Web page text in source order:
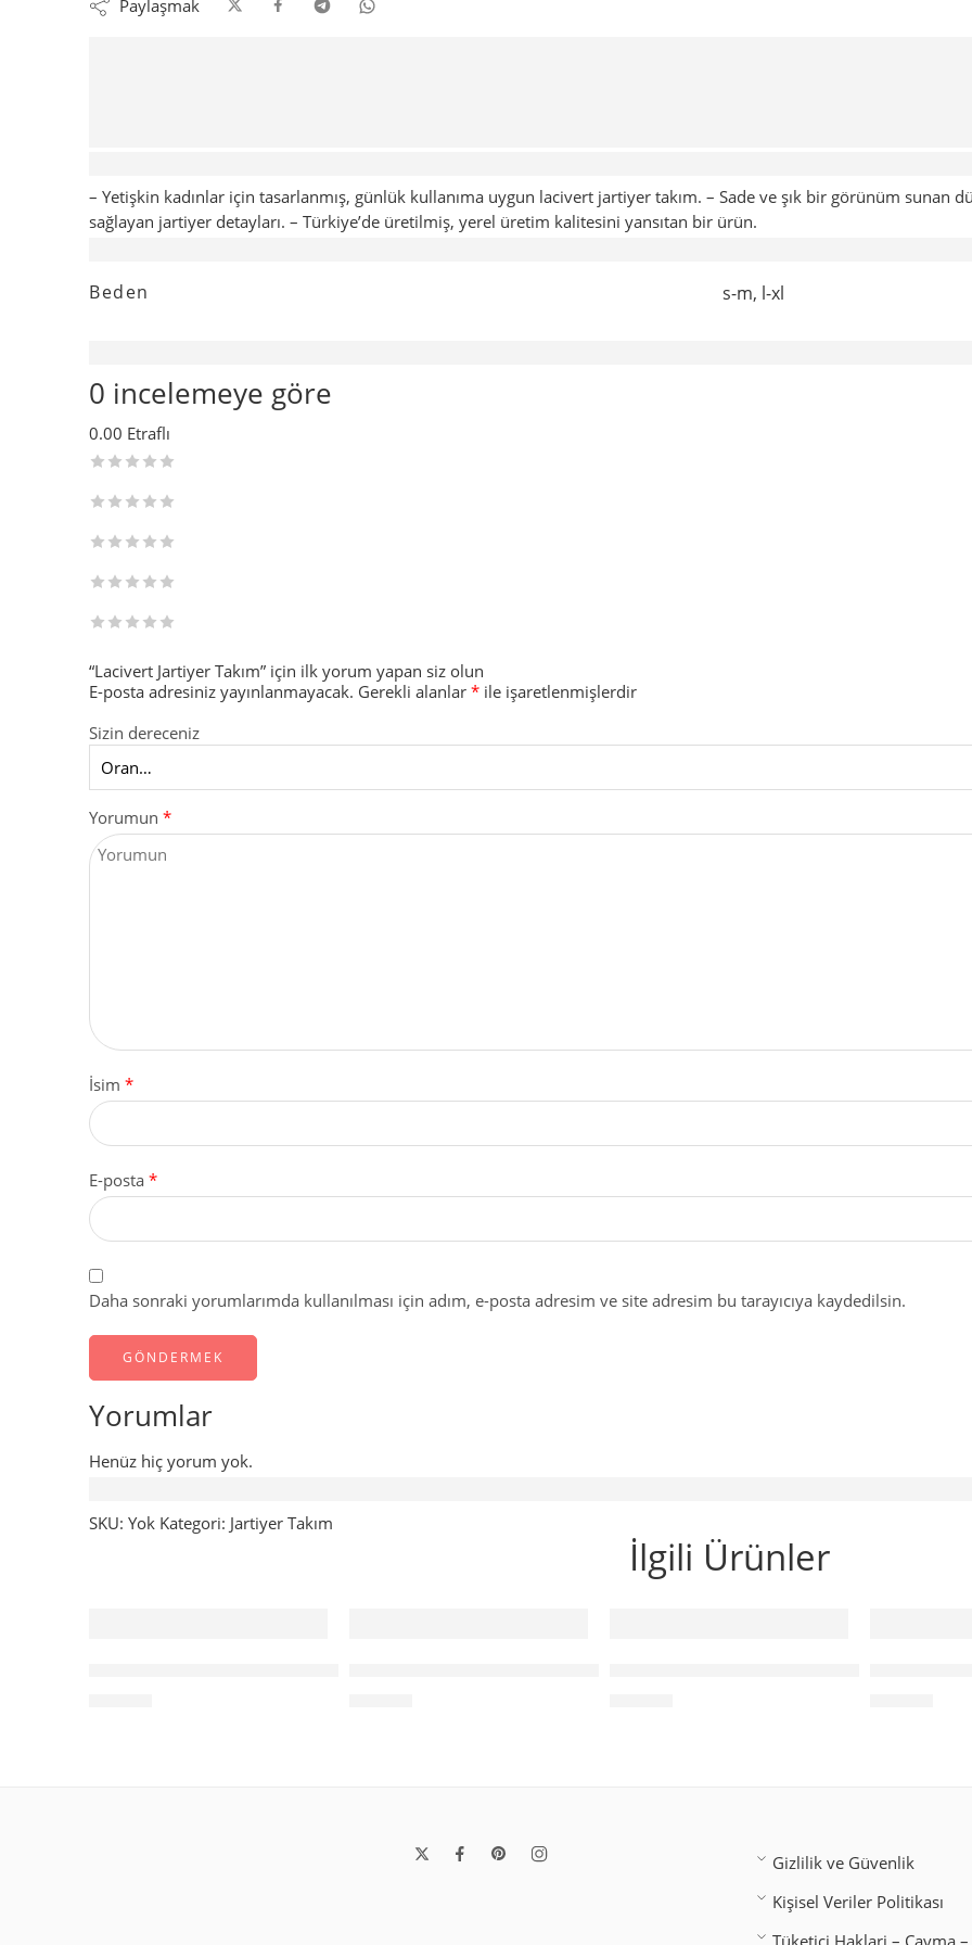
Paylaşmak
– Yetişkin kadınlar için tasarlanmış, günlük kullanıma uygun lacivert jartiyer takım. – Sade ve şık bir görünüm sunan
sağlayan jartiyer detayları. – Türkiye’de üretilmiş, yerel üretim kalitesini yansıtan bir ürün.
Beden
s-m, l-xl
0 incelemeye göre
0.00 Etraflı
“Lacivert Jartiyer Takım” için ilk yorum yapan siz olun
E-posta adresiniz yayınlanmayacak. Gerekli alanlar * ile işaretlenmişlerdir
Sizin dereceniz
Yorumun *
İsim *
E-posta *
Daha sonraki yorumlarımda kullanılması için adım, e-posta adresim ve site adresim bu tarayıcıya kaydedilsin.
Yorumlar
Henüz hiç yorum yok.
SKU: Yok Kategori: Jartiyer Takım
İlgili Ürünler
Gizlilik ve Güvenlik
Kişisel Veriler Politikası